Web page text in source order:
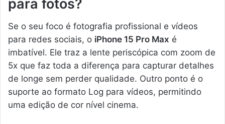
para fotos?
Se o seu foco é fotografia profissional e vídeos
para redes sociais, o iPhone 15 Pro Max é
imbatível. Ele traz a lente periscópica com zoom de
5x que faz toda a diferença para capturar detalhes
de longe sem perder qualidade. Outro ponto é o
suporte ao formato Log para vídeos, permitindo
uma edição de cor nível cinema.